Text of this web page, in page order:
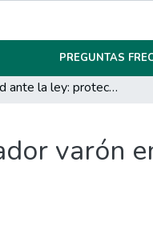
PREGUNTAS
Igualdad ante la ley: protección al trabajador varón en caso de despido por matrimonio
varón